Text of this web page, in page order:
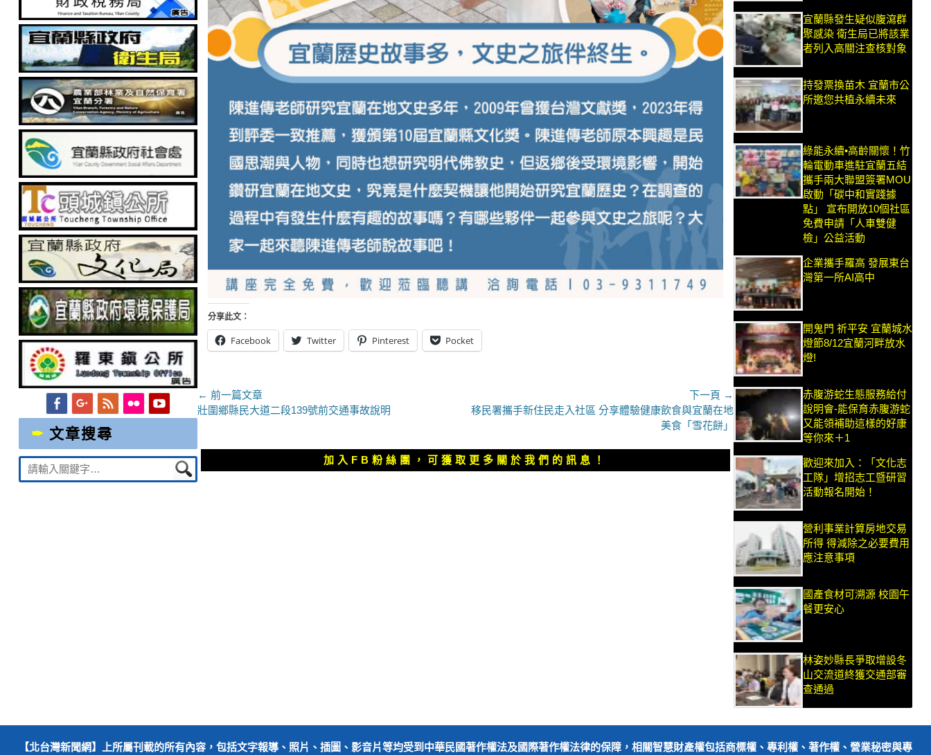
分享此文：
Facebook Twitter Pinterest Pocket
文
章
導
覽
← 前一篇文章
上
文
章：
壯圍鄉縣民大道二段139號前交通事故說明
下一頁 →
下
文
章：
移民署攜手新住民走入社區 分享體驗健康飲食與宜蘭在地
美食「雪花餅」
加入FB粉絲團，可獲取更多關於我們的訊息！
宜蘭縣發生疑似腹瀉群
聚感染 衛生局已將該業
者列入高關注查核對象
持發票換苗木 宜蘭市公
所邀您共植永續未來
綠能永續•高齡關懷！竹
輪電動車進駐宜蘭五結
攜手兩大聯盟簽署MOU
啟動「碳中和實踐據
點」 宣布開放10個社區
免費申請「人車雙健
檢」公益活動
企業攜手羅高 發展東台
灣第一所AI高中
開鬼門 祈平安 宜蘭城水
燈節8/12宜蘭河畔放水
燈!
赤腹游蛇生態服務給付
說明會-能保育赤腹游蛇
又能領補助這樣的好康
等你來＋1
歡迎來加入：「文化志
工隊」增招志工暨研習
活動報名開始！
營利事業計算房地交易
所得 得減除之必要費用
應注意事項
國產食材可溯源 校園午
餐更安心
林姿妙縣長爭取增設冬
山交流道終獲交通部審
查通過
FacebookGoogleplus
FeedFlickrYouTube
文章搜尋
Suche
nach:
【北台灣新聞網】上所屬刊載的所有內容，包括文字報導、照片、插圖、影音片等均受到中華民國著作權法及國際著作權法律的保障，相關智慧財產權包括商標權、專利權、著作權、營業秘密與專